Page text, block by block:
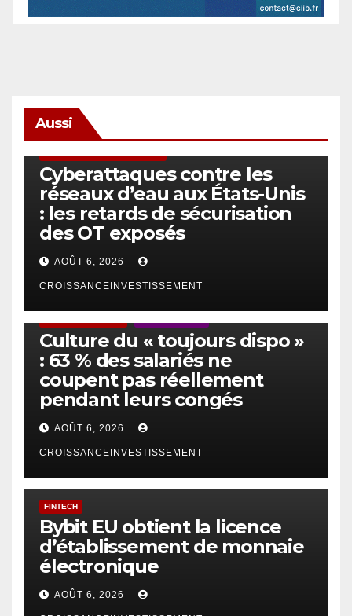
Aussi
Cyberattaques contre les
réseaux d’eau aux États-Unis
: les retards de sécurisation
des OT exposés
AOÛT 6, 2026
CROISSANCEINVESTISSEMENT
Culture du « toujours dispo »
: 63 % des salariés ne
coupent pas réellement
pendant leurs congés
AOÛT 6, 2026
CROISSANCEINVESTISSEMENT
FINTECH
Bybit EU obtient la licence
d’établissement de monnaie
électronique
AOÛT 6, 2026